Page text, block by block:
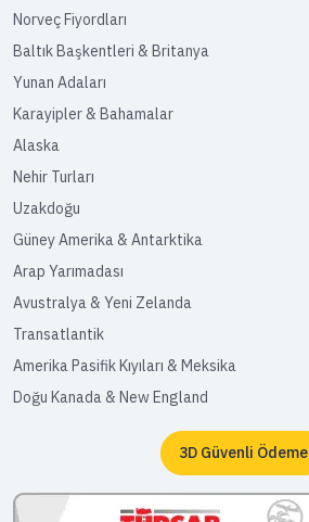
Norveç Fiyordları
Baltık Başkentleri & Britanya
Yunan Adaları
Karayipler & Bahamalar
Alaska
Nehir Turları
Uzakdoğu
Güney Amerika & Antarktika
Arap Yarımadası
Avustralya & Yeni Zelanda
Transatlantik
Amerika Pasifik Kıyıları & Meksika
Doğu Kanada & New England
3D Güvenli Ödeme